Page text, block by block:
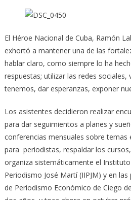
El Héroe Nacional de Cuba, Ramón
exhortó a mantener una de las
hablar claro, como siempre lo ha
respuestas; utilizar las redes sociales,
tenemos, dar esperanzas, exponer
Los asistentes decidieron realizar
para dar seguimientos a planes y
conferencias mensuales sobre temas
para periodistas, respaldar los
organiza sistemáticamente el
Periodismo José Martí (IIPJM) y en
de Periodismo Económico de Ciego